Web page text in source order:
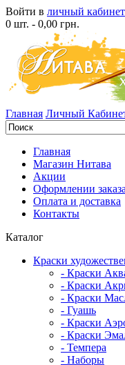
Войти в личный кабинет
0 шт. - 0,00 грн.
Главная Личный
Главная
Магазин Нитава
Акции
Оформлении заказа
Оплата и доставка
Контакты
Каталог
Краски
- Краски
- Краски
- Краски
- Гуашь
- Краски
- Краски
- Темпера
- Наборы